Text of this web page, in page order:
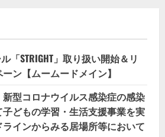
「STRIGHT」取り扱い開始＆リ
ン【ムームードメイン】
新型コロナウイルス感染症の感染
どもの学習・生活支援事業を実
インからみる居場所等において